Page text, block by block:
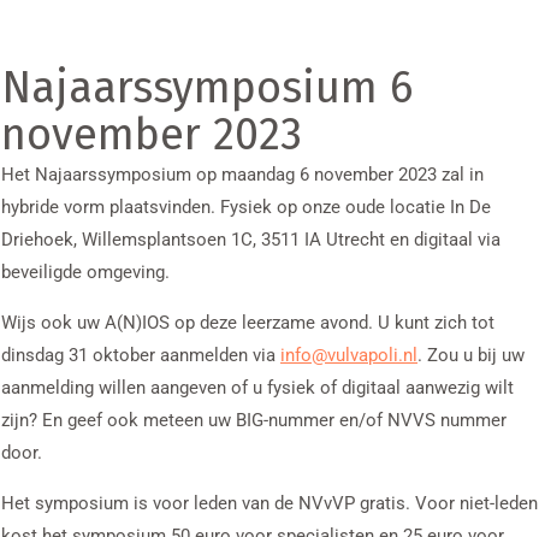
Najaarssymposium 6
november 2023
Het Najaarssymposium op maandag 6 november 2023 zal in
hybride vorm plaatsvinden. Fysiek op onze oude locatie In De
Driehoek, Willemsplantsoen 1C, 3511 IA Utrecht en digitaal via
beveiligde omgeving.
Wijs ook uw A(N)IOS op deze leerzame avond. U kunt zich tot
dinsdag 31 oktober aanmelden via info@vulvapoli.nl . Zou u bij uw
aanmelding willen aangeven of u fysiek of digitaal aanwezig wilt
zijn? En geef ook meteen uw BIG-nummer en/of NVVS nummer
door.
Het symposium is voor leden van de NVvVP gratis. Voor niet-leden